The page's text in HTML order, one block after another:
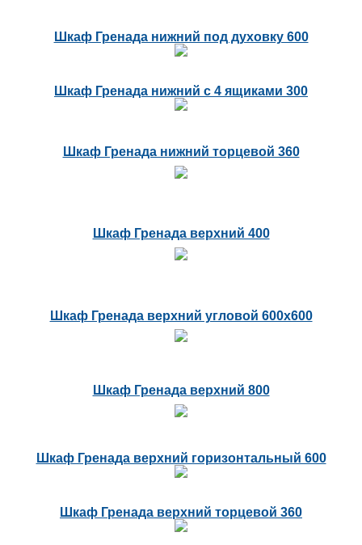
Шкаф Гренада нижний под духовку 600
Шкаф Гренада нижний с 4 ящиками 300
Шкаф Гренада нижний торцевой 360
Шкаф Гренада верхний 400
Шкаф Гренада верхний угловой 600х600
Шкаф Гренада верхний 800
Шкаф Гренада верхний горизонтальный 600
Шкаф Гренада верхний торцевой 360